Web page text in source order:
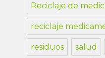
Reciclaje de
reciclaje
residuos salud